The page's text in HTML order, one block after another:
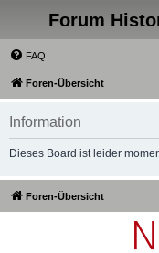
Forum
FAQ
Foren-Übersicht
Information
Dieses Board ist leider
Foren-Übersicht